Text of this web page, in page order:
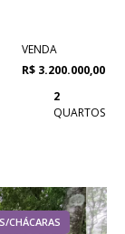
VENDA
R$ 3.200.000,00
2
QUARTOS
CHÁCARAS